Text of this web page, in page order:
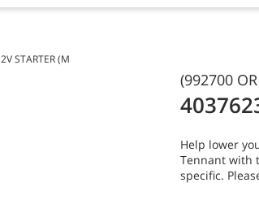
STARTER (M
(992700
Help lower
Tennant with
specific.